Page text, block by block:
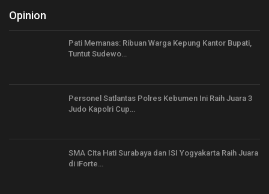
Opinion
Pati Memanas: Ribuan Warga Kepung Kantor Bupati,
Tuntut Sudewo…
Personel Satlantas Polres Kebumen Ini Raih Juara 3
Judo Kapolri Cup…
SMA Cita Hati Surabaya dan ISI Yogyakarta Raih Juara
di iForte…